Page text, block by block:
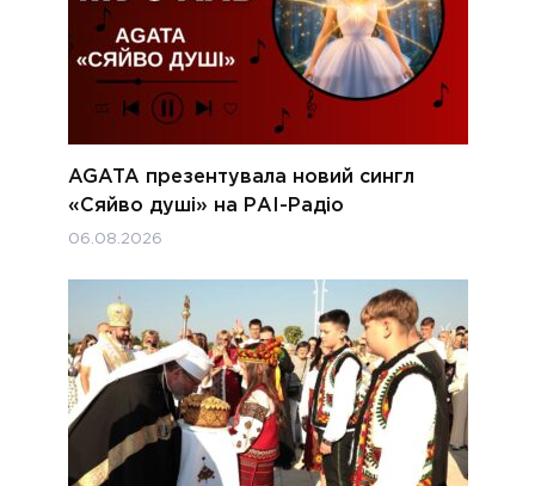
AGATA презентувала новий сингл
«Сяйво душі» на РАІ-Радіо
06.08.2026